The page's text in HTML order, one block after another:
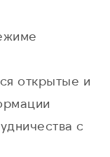
открытые и
с